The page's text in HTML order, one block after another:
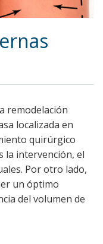
remodelación
localizada en
quirúrgico
la intervención, el
Por otro lado,
un óptimo
del volumen de